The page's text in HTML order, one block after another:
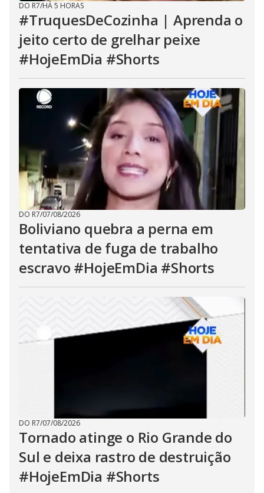
DO R7/HÁ 5 HORAS
#TruquesDeCozinha | Aprenda o
jeito certo de grelhar peixe
#HojeEmDia #Shorts
DO R7/07/08/2026
Boliviano quebra a perna em
tentativa de fuga de trabalho
escravo #HojeEmDia #Shorts
DO R7/07/08/2026
Tornado atinge o Rio Grande do
Sul e deixa rastro de destruição
#HojeEmDia #Shorts